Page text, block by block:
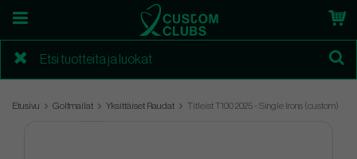
Etusivu Golfmailat Yksittäiset Raudat Titleist T100 2025 - Single Irons (custom)